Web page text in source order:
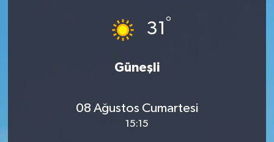
31 °
Güneşli
08 Ağustos Cumartesi
15:15